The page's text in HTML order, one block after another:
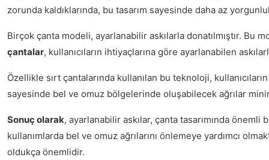
zorunda kaldıklarında, bu tasarım sayesinde daha az
Birçok çanta modeli, ayarlanabilir askılarla donatılmıştır.
çantalar, kullanıcıların ihtiyaçlarına göre ayarlanabilen
Özellikle sırt çantalarında kullanılan bu teknoloji,
sayesinde bel ve omuz bölgelerinde oluşabilecek ağrılar
Sonuç olarak, ayarlanabilir askılar, çanta tasarımında
kullanımlarda bel ve omuz ağrılarını önlemeye yardımcı
oldukça önemlidir.